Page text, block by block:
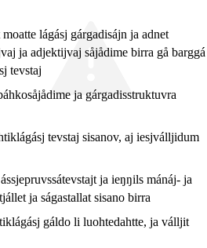
lágásj gárgadisájn ja adnet
ja adjektijvaj såjådime birra gå barggá
tevstaj
ja gárgadisstruktuvra
tevstaj sisanov, aj iesjválljidum
ja ieŋŋils mánáj- ja
ja ságastallat sisano birra
gáldo li luohtedahtte, ja válljit